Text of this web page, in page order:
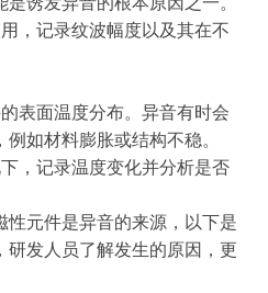
，记录纹波幅度以及其在不
表面温度分布。异音有时会
如材料膨胀或结构不稳。
，记录温度变化并分析是否
性元件是异音的来源，以下是
研发人员了解发生的原因，更